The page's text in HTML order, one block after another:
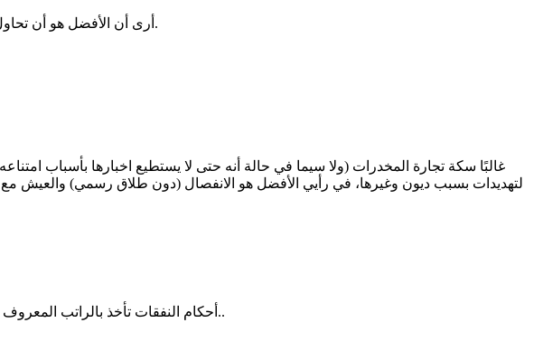
أرى أن الأفضل هو أن تحاول معه وتصبر عليه حتى يقلع عما يفعله عن اقتناع وليس استجابة للضغط، فربما يخدعها ويكمل فيما يفعله دون علمها.
غالبًا سكة تجارة المخدرات (ولا سيما في حالة أنه حتى لا يستطيع اخبارها بأسباب
لتهديدات بسبب ديون وغيرها، في رأيي الأفضل هو الانفصال (دون طلاق رسمي) والعيش مع
أحكام النفقات تأخذ بالراتب المعروف فقط، فلو كان راتبه صغير ستخصص لها المحكمة نفقة بناءاً على ذلك فقط، ولن تستطيع استكمال مصاريف الأطفال..